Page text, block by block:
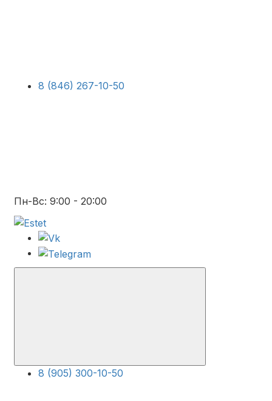
8 (846) 267-10-50
Пн-Вс: 9:00 - 20:00
8 (905) 300-10-50